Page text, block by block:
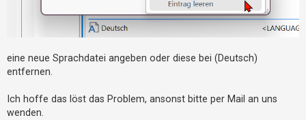
A
Q
eine neue Sprachdatei angeben oder diese bei (Deutsch)
entfernen.
Ich hoffe das löst das Problem, ansonst bitte per Mail an uns
wenden.